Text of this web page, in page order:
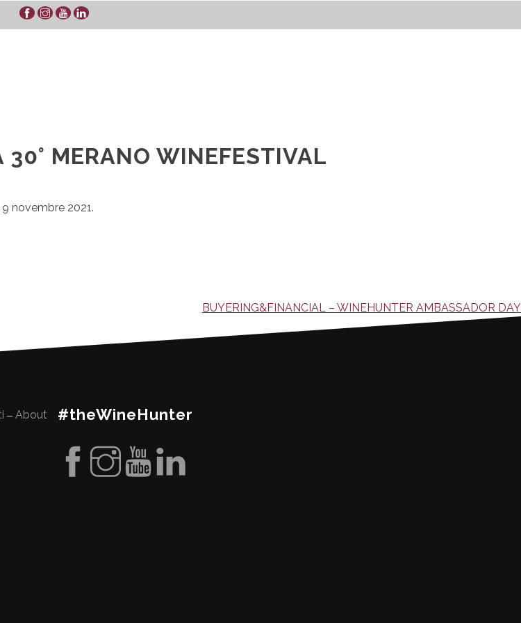
30° MERANO WINEFESTIVAL
novembre 2021.
BUYERING&FINANCIAL – WINEHUNTER AMBASSADOR DAY
—About
#theWineHunter